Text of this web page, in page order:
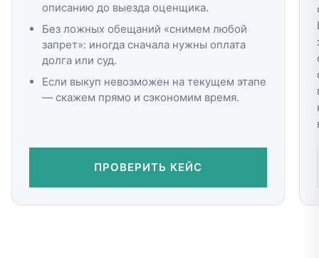
описанию до выезда оценщика.
Без ложных обещаний «снимем любой
запрет»: иногда сначала нужны оплата
долга или суд.
Если выкуп невозможен на текущем этапе
— скажем прямо и сэкономим время.
ПРОВЕРИТЬ КЕЙС